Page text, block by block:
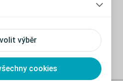
výběr
cookies
najde v článku